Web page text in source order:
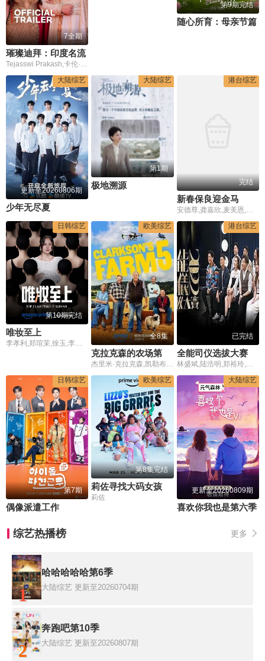
7全期
璀璨迪拜：印度名流
第9期完结
​随心所育：母亲节篇​
大陆综艺
更新至20260806期
少年无尽夏
大陆综艺
第1期
极地溯源
港台综艺
完结
新春保良迎金马
日韩综艺
第10期完结
唯妆至上
李孝利,郑瑄茉,徐玉,李思杯,李镇洙
欧美综艺
全8集
港台综艺
已完结
全能司仪选拔大赛2022粤语
日韩综艺
第7期
偶像派遣工作
欧美综艺
第8集完结
莉佐寻找大码女孩
莉佐
大陆综艺
更新至20260809期
喜欢你我也是第六季
综艺热播榜 更多
1
哈哈哈哈哈第6季
大陆综艺 更新至20260704期
2
奔跑吧第10季
大陆综艺 更新至20260807期